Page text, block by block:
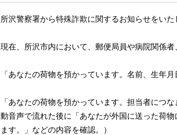
所沢警察署から特殊詐欺に関するお知らせをいた
現在、所沢市内において、郵便局員や病院関係者
「あなたの荷物を預かっています。名前、生年月
「あなたの荷物を預かっています。担当者につ
動音声で流れた後に「あなたが外国に送った荷
ます。」などの内容を確認。）